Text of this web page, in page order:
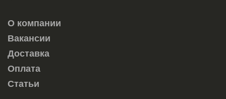
О компании
Вакансии
Доставка
Оплата
Статьи